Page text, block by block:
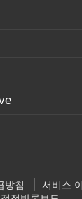
방침 서비스